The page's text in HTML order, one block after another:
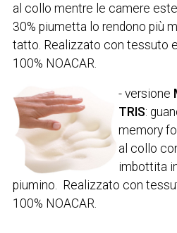
al collo mentre le camere
30% piumetta lo rendono più
tatto. Realizzato con tessuto
100% NOACAR.
- versione
TRIS:
memory
al collo
imbottita
piumino. Realizzato con
100% NOACAR.